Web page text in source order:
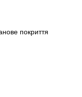
покриття